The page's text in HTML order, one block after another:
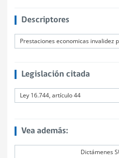
Descriptores
Legislación citada
Ley 16.744, artículo 44
Vea además:
Dictámenes